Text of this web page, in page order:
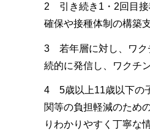
2 引き続き1・2回目接
確保や接種体制の構築
3 若年層に対し、ワク
続的に発信し、ワクチ
4 5歳以上11歳以下の
関等の負担軽減のため
りわかりやすく丁寧な